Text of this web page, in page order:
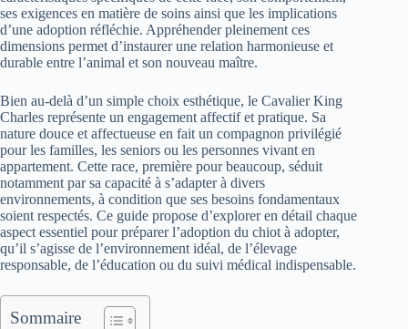
ses exigences en matière de soins ainsi que les implications
d’une adoption réfléchie. Appréhender pleinement ces
dimensions permet d’instaurer une relation harmonieuse et
durable entre l’animal et son nouveau maître.
Bien au-delà d’un simple choix esthétique, le Cavalier King
Charles représente un engagement affectif et pratique. Sa
nature douce et affectueuse en fait un compagnon privilégié
pour les familles, les seniors ou les personnes vivant en
appartement. Cette race, première pour beaucoup, séduit
notamment par sa capacité à s’adapter à divers
environnements, à condition que ses besoins fondamentaux
soient respectés. Ce guide propose d’explorer en détail chaque
aspect essentiel pour préparer l’adoption du chiot à adopter,
qu’il s’agisse de l’environnement idéal, de l’élevage
responsable, de l’éducation ou du suivi médical indispensable.
Sommaire